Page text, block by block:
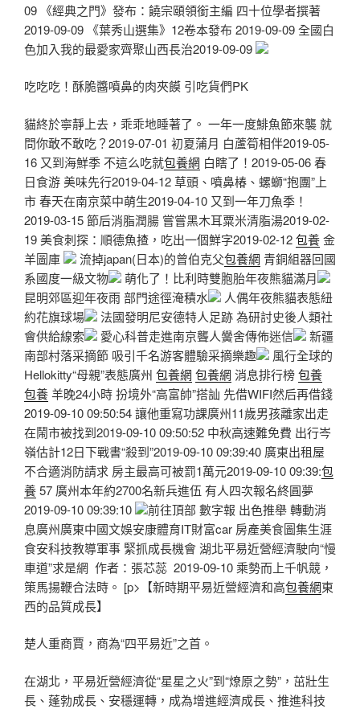
09 《經典之門》發布：饒宗頤領銜主編 四十位學者撰著
2019-09-09 《葉秀山選集》12卷本發布 2019-09-09 全國白
色加入我的最愛家齊聚山西長治2019-09-09
吃吃吃！酥脆醬噴鼻的肉夾饃 引吃貨們PK
貓終於寧靜上去，乖乖地睡著了。 一年一度鯡魚節來襲 就
問你敢不敢吃？2019-07-01 初夏蒲月 白蘆筍相伴2019-05-
16 又到海鮮季 不這么吃就包養網 白瞎了！2019-05-06 春
日食游 美味先行2019-04-12 草頭、噴鼻椿、螺螄“抱團”上
市 春天在南京菜中萌生2019-04-10 又到一年刀魚季！
2019-03-15 節后消脂潤腸 嘗嘗黑木耳粟米清脂湯2019-02-
19 美食刺探：順德魚揸，吃出一個鮮字2019-02-12包養金
羊圖庫
流掉japan(日本)的曾伯克父包養網 青銅組器回國
系國度一級文物
萌化了！比利時雙胞胎年夜熊貓滿月
昆明郊區迎年夜雨 部門途徑淹積水
人偶年夜熊貓表態紐
約花旗球場
法國發明尼安德特人足跡 為研討史後人類社
會供給線索
愛心科普走進南京聾人黌舍傳佈迷信
新疆
南部村落采摘節 吸引千名游客體驗采摘樂趣
風行全球的
Hellokitty“母親”表態廣州 包養網 包養網 消息排行榜包養
包養羊晚24小時 扮境外“高富帥”搭訕 先借WIFI然后再借錢
2019-09-10 09:50:54 讓他重寫功課廣州11歲男孩離家出走
在鬧市被找到2019-09-10 09:50:52 中秋高速難免費 出行岑
嶺估計12日下戰書“殺到”2019-09-10 09:39:40 廣東出租屋
不合適消防請求 房主最高可被罰1萬元2019-09-10 09:39:包
養57 廣州本年約2700名新兵進伍 有人四次報名終圓夢
2019-09-10 09:39:10
前往頂部 數字報 出色推舉 轉動消
息廣州廣東中國文娛安康體育IT財富car 房產美食圖集生涯
食安科技教導軍事 緊抓成長機會 湖北平易近營經濟駛向“慢
車道”求是網 作者：張芯蕊 2019-09-10 乘勢而上千帆競，
策馬揚鞭合法時。 [p>【新時期平易近營經濟和高包養網東
西的品質成長】
楚人重商賈，商為“四平易近”之首。
在湖北，平易近營經濟從“星星之火”到“燎原之勢”，茁壯生
長、蓬勃成長、安穩運轉，成為增進經濟成長、推進科技